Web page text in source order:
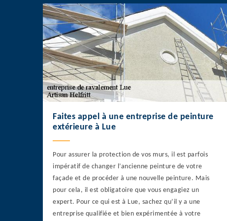
Faites appel à une entreprise de peinture
extérieure à Lue
Pour assurer la protection de vos murs, il est parfois
impératif de changer l’ancienne peinture de votre
façade et de procéder à une nouvelle peinture. Mais
pour cela, il est obligatoire que vous engagiez un
expert. Pour ce qui est à Lue, sachez qu’il y a une
entreprise qualifiée et bien expérimentée à votre